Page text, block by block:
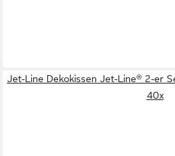
Jet-Line Dekokissen Jet-Line® 2-er
40x